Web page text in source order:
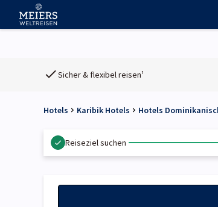
Sicher & flexibel reisen¹
Hotels Karibik Hotels Hotels
Reiseziel suchen